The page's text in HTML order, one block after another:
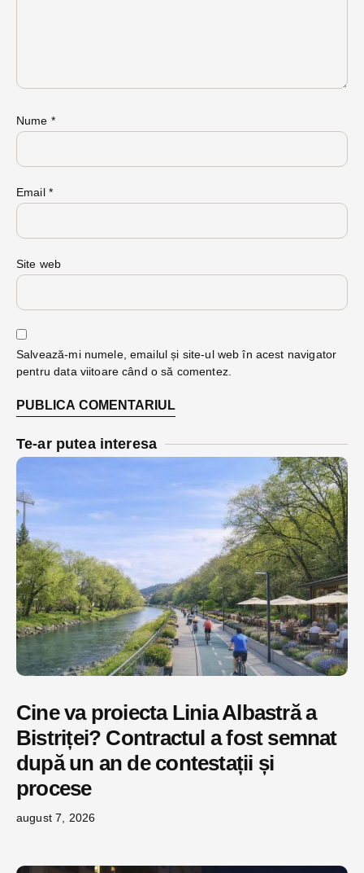
Nume *
Email *
Site web
Salvează-mi numele, emailul și site-ul web în acest navigator
pentru data viitoare când o să comentez.
Te-ar putea interesa
Cine va proiecta Linia Albastră a
Bistriței? Contractul a fost semnat
după un an de contestații și
procese
august 7, 2026